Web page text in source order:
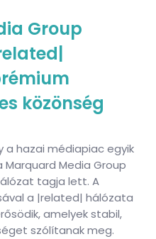
Group
közönség
a hazai médiapiac egyik
Media Group
tagja lett. A
a |related| hálózata
amelyek stabil,
szólítanak meg.